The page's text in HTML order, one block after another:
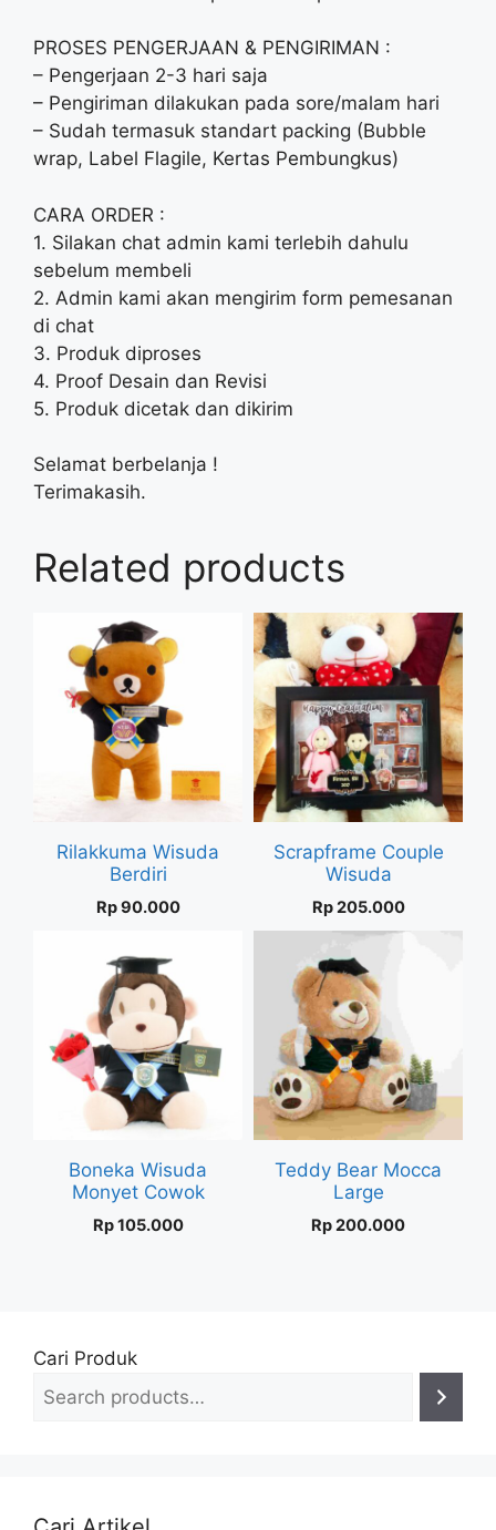
PROSES PENGERJAAN & PENGIRIMAN :
– Pengerjaan 2-3 hari saja
– Pengiriman dilakukan pada sore/malam hari
– Sudah termasuk standart packing (Bubble
wrap, Label Flagile, Kertas Pembungkus)
CARA ORDER :
1. Silakan chat admin kami terlebih dahulu
sebelum membeli
2. Admin kami akan mengirim form pemesanan
di chat
3. Produk diproses
4. Proof Desain dan Revisi
5. Produk dicetak dan dikirim
Selamat berbelanja !
Terimakasih.
Related products
Rilakkuma Wisuda
Berdiri
Rp90.000
Scrapframe Couple
Wisuda
Rp205.000
Boneka Wisuda
Monyet Cowok
Rp105.000
Teddy Bear Mocca
Large
Rp200.000
Cari Produk